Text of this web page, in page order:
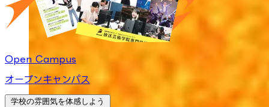
Open Campus
オープンキャンパス
学校の雰囲気を体感しよう